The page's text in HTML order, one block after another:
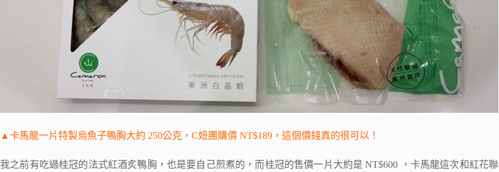
▲卡馬龍一片特製烏魚子鴨胸大約 250公克，C妞團購價 NT$189，這個價錢真的很可以！
我之前有吃過桂冠的法式紅酒炙鴨胸，也是要自己煎煮的，而桂冠的售價一片大約是 NT$600 ，卡馬龍這次和紅花聯